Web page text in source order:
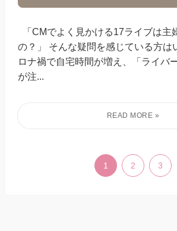
「CMでよく見かける17ライブは主
の？」 そんな疑問を感じている方
ロナ禍で自宅時間が増え、「ライバ
が注...
1 2 3